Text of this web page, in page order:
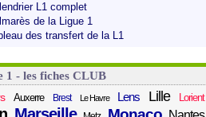
L1 complet
de la Ligue 1
des transfert de la L1
1 - les fiches CLUB
Auxerre Brest Le Havre Lens Lille Lorient